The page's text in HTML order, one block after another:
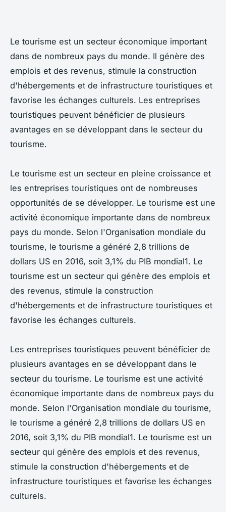
Le tourisme est un secteur économique important
dans de nombreux pays du monde. Il génère des
emplois et des revenus, stimule la construction
d'hébergements et de infrastructure touristiques et
favorise les échanges culturels. Les entreprises
touristiques peuvent bénéficier de plusieurs
avantages en se développant dans le secteur du
tourisme.
Le tourisme est un secteur en pleine croissance et
les entreprises touristiques ont de nombreuses
opportunités de se développer. Le tourisme est une
activité économique importante dans de nombreux
pays du monde. Selon l'Organisation mondiale du
tourisme, le tourisme a généré 2,8 trillions de
dollars US en 2016, soit 3,1% du PIB mondial1. Le
tourisme est un secteur qui génère des emplois et
des revenus, stimule la construction
d'hébergements et de infrastructure touristiques et
favorise les échanges culturels.
Les entreprises touristiques peuvent bénéficier de
plusieurs avantages en se développant dans le
secteur du tourisme. Le tourisme est une activité
économique importante dans de nombreux pays du
monde. Selon l'Organisation mondiale du tourisme,
le tourisme a généré 2,8 trillions de dollars US en
2016, soit 3,1% du PIB mondial1. Le tourisme est un
secteur qui génère des emplois et des revenus,
stimule la construction d'hébergements et de
infrastructure touristiques et favorise les échanges
culturels.